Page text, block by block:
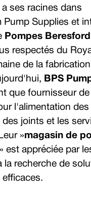
a ses racines dans
Pump Supplies et
Pompes Beresford
respectés du
de la
BPS
que fournisseur
l'alimentation des
des joints et les
»magasin de
» est appréciée par
la recherche de
efficaces.